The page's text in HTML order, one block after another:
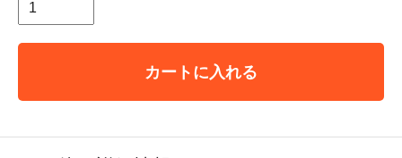
カートに入れる